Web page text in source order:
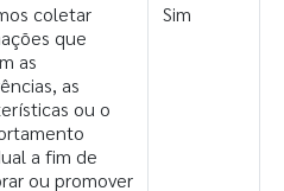
coletar
que
as
as
ou o
a fim de
ou promover
Sim